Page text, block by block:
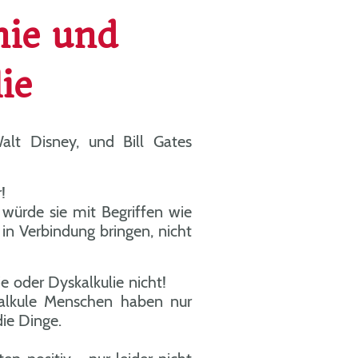
und
Disney, und Bill Gates
sie mit Begriffen wie
Verbindung bringen, nicht
oder Dyskalkulie nicht!
Menschen haben nur
auf die Dinge.